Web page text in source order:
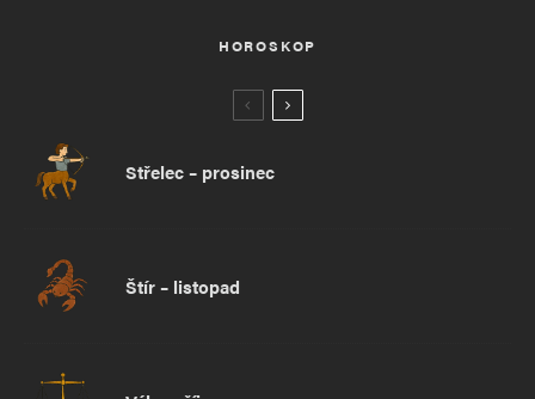
HOROSKOP
Střelec – prosinec
Štír – listopad